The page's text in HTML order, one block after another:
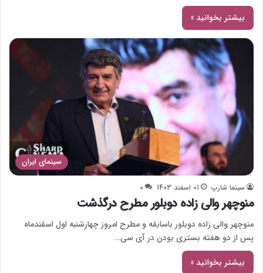
بیشتر بخوانید »
سینمای ایران
سینما شارپ 01 اسفند 1403 0
منوچهر والی زاده دوبلور مطرح درگذشت
منوچهر والی زاده دوبلور باسابقه و مطرح امروز چهارشنبه اول اسفندماه
پس از دو هفته بستری بودن در آی سی…
بیشتر بخوانید »